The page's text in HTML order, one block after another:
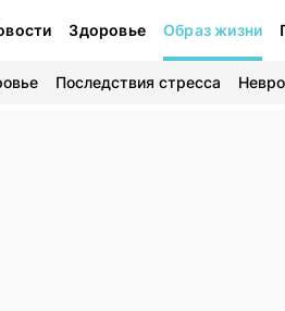
Здоровье Образ жизни
Последствия стресса